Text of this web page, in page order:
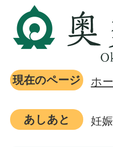
現在のページ ホ
あしあと 妊